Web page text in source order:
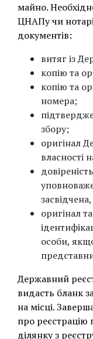
майно.
ЦНАПу чи
документів:
витяг із
копію та
копію та
номера;
збору;
оригінал
власності
оригінал
особи,
Державний
видасть бланк
на місці.
про реєстрацію
ділянку з